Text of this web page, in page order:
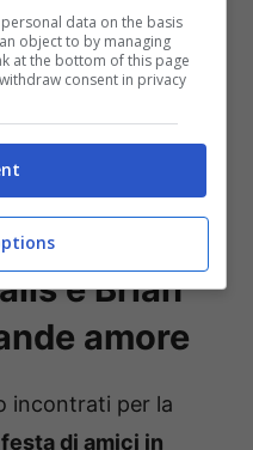
incendia
e Brian
amore
incontrati per la
festa di amici in
data on the basis
object to by managing
at the bottom of this page
consent in privacy